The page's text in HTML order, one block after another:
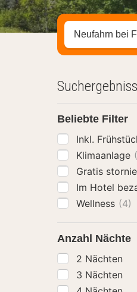
Stadt, Region
Beliebte Filter
Inkl.
Klimaanlage
Gratis
Im Hotel
Wellness (4)
Anzahl Nächte
2 Nächten
3 Nächten